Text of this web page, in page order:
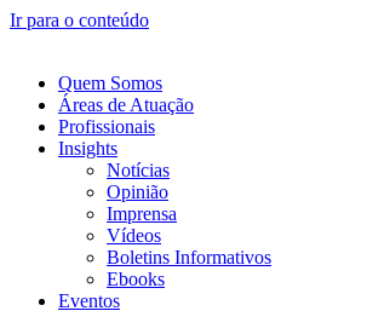
Ir para o conteúdo
Quem Somos
Áreas de Atuação
Profissionais
Insights
Notícias
Opinião
Imprensa
Vídeos
Boletins Informativos
Ebooks
Eventos